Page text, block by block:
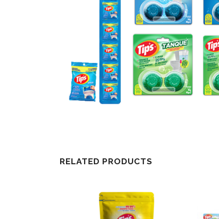
RELATED PRODUCTS